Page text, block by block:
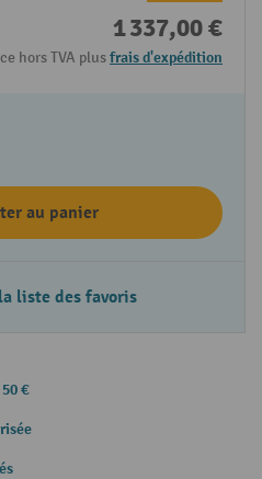
1 337,00 €
hors TVA plusfrais d'expédition
au panier
liste des favoris
€